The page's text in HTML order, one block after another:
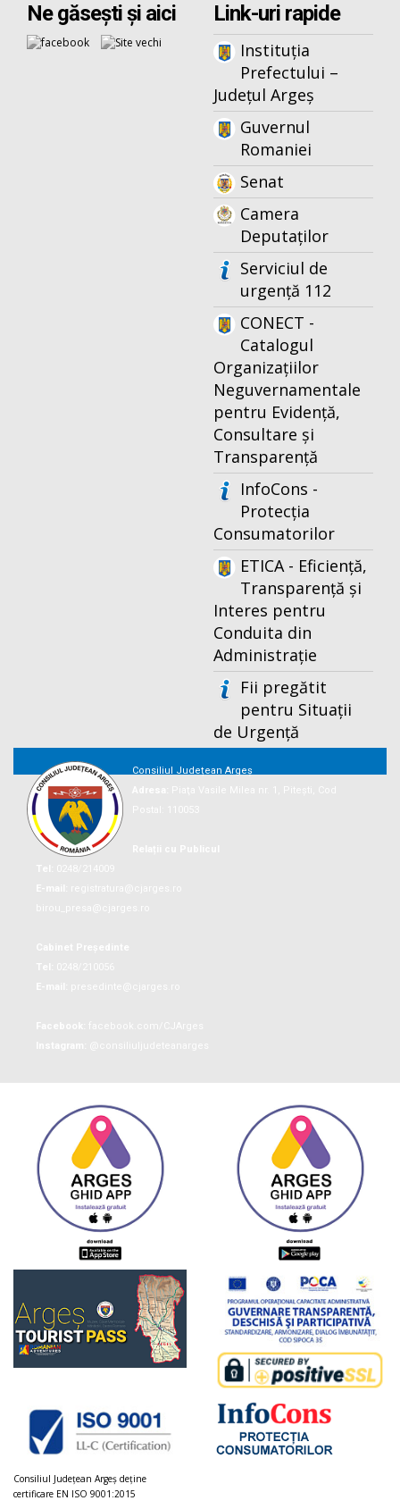
Ne găsești și aici Link-uri rapide
Instituția
Prefectului –
Județul Argeș
Guvernul
Romaniei
Senat
Camera
Deputaților
Serviciul de
urgență 112
CONECT -
Catalogul
Organizațiilor
Neguvernamentale
pentru Evidență,
Consultare și
Transparență
InfoCons -
Protecția
Consumatorilor
ETICA - Eficiență,
Transparență și
Interes pentru
Conduita din
Administrație
Fii pregătit
pentru Situații
de Urgență
Consiliul Județean Argeș
Consiliul Judeţean Argeș deţine
certificare EN ISO 9001:2015